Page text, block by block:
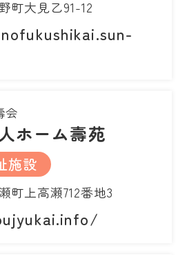
町大見乙91-12
会
ホーム壽苑
施設
町上高瀬712番地3